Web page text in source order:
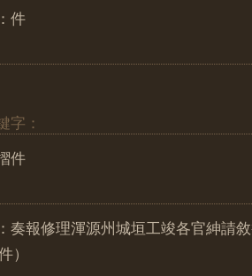
件
字：
件
奏報修理渾源州城垣工竣各官紳請
）